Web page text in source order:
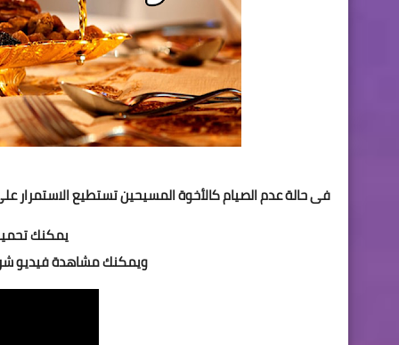
فى حالة عدم الصيام كالأخوة المسيحين تستطيع الاستمرار على
يمكنك
ويمكنك مشاهدة فيديو